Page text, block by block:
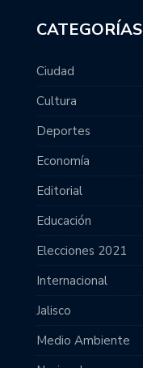
CATEGORÍAS
Ciudad
Cultura
Deportes
Economía
Editorial
Educación
Elecciones 2021
Internacional
Jalisco
Medio Ambiente